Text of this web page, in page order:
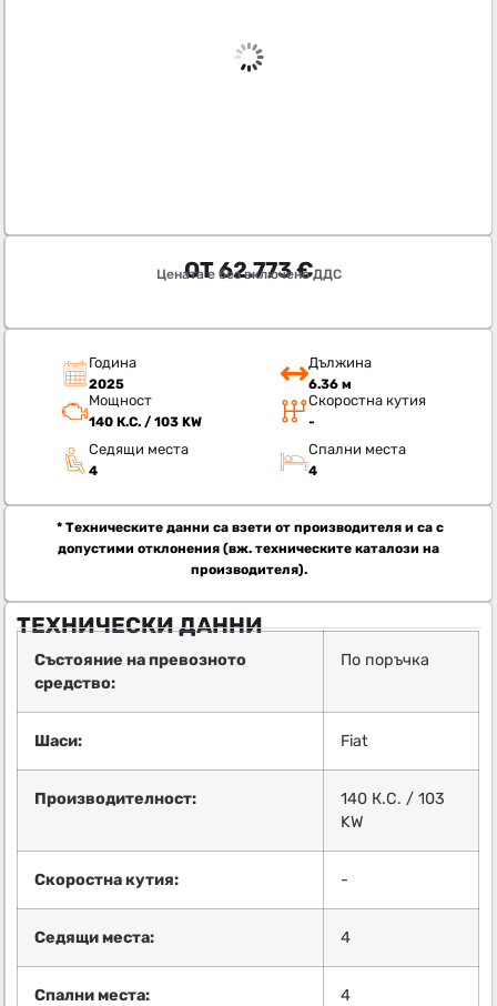
ОТ62.773€
Цената е без включено ДДС
Година
2025
Дължина
6.36 м
Мощност
140 К.С. / 103 KW
Скоростна кутия
-
Седящи места
4
Спални места
4
* Техническите данни са взети от производителя и са с
допустими отклонения (вж. техническите каталози на
производителя).
ТЕХНИЧЕСКИ ДАННИ
Състояние на превозното
средство:
По поръчка
Шаси: Fiat
Производителност:
140 К.С. / 103
KW
Скоростна кутия: -
Седящи места: 4
Спални места: 4